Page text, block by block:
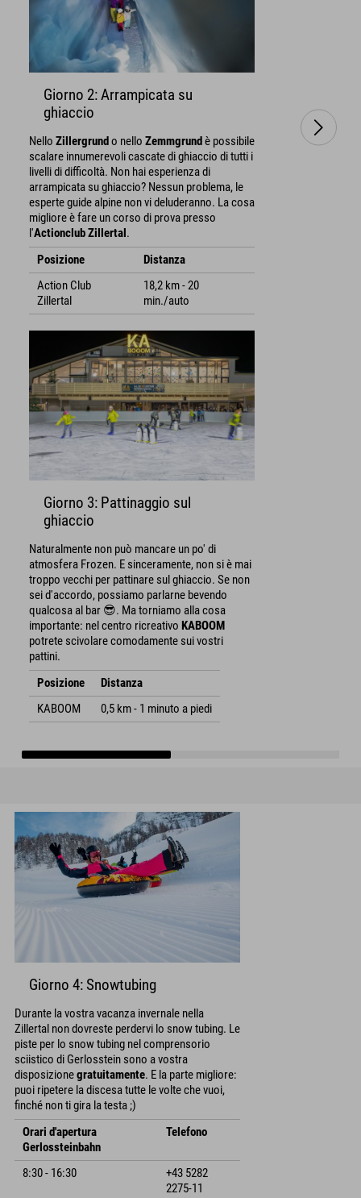
Giorno 2: Arrampicata su
ghiaccio
Nello Zillergrundo nello Zemmgrundè possibile
scalare innumerevoli cascate di ghiaccio di tutti i
livelli di difficoltà. Non hai esperienza di
arrampicata su ghiaccio? Nessun problema, le
esperte guide alpine non vi deluderanno. La cosa
migliore è fare un corso di prova presso
l'Actionclub Zillertal.
Posizione
Distanza
Action Club
Zillertal
18,2 km - 20
min./auto
Giorno 3: Pattinaggio sul
ghiaccio
Naturalmente non può mancare un po' di
atmosfera Frozen. E sinceramente, non si è mai
troppo vecchi per pattinare sul ghiaccio. Se non
sei d'accordo, possiamo parlarne bevendo
qualcosa al bar 😎. Ma torniamo alla cosa
importante: nel centro ricreativo KABOOM
potrete scivolare comodamente sui vostri
pattini.
Posizione
Distanza
KABOOM
0,5 km - 1 minuto a piedi
Giorno 4: Snowtubing
Durante la vostra vacanza invernale nella
Zillertal non dovreste perdervi lo snow tubing. Le
piste per lo snow tubing nel comprensorio
sciistico di Gerlosstein sono a vostra
disposizionegratuitamente. E la parte migliore:
puoi ripetere la discesa tutte le volte che vuoi,
finché non ti gira la testa ;)
Orari d'apertura
Gerlossteinbahn
Telefono
8:30 - 16:30
+43 5282
2275-11